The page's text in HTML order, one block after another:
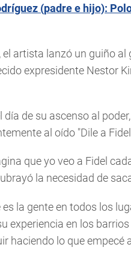
(padre e hijo):
artista lanzó un guiño al
expresidente Nestor
día de su ascenso al
al oído "Dile a
que yo veo a Fidel
la necesidad de
la gente en todos los
experiencia en los
haciendo lo que empecé